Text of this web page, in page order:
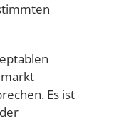
Es ist